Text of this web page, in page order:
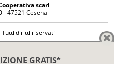
GRATIS*
scarl
- 47521 Cesena
diritti riservati
di reso